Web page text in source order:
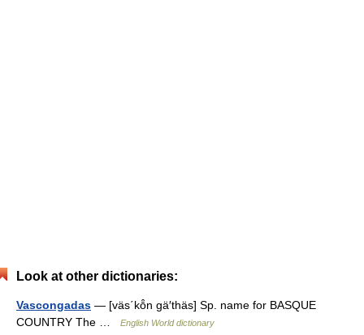
Look at other dictionaries:
Vascongadas — [väs΄kō̂n gä′thäs] Sp. name for BASQUE
COUNTRY The …
English World dictionary